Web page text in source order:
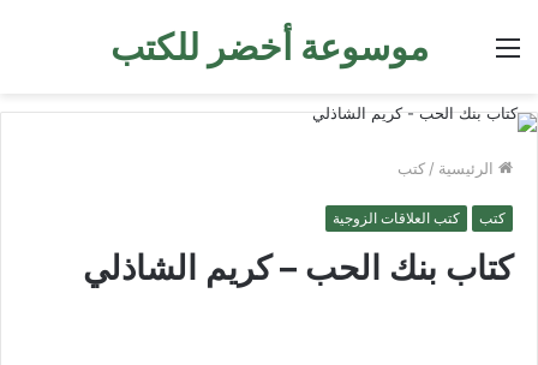
موسوعة أخضر للكتب القائمة
الرئيسية / كتب
كتب كتب العلاقات الزوجية
كتاب بنك الحب – كريم الشاذلي